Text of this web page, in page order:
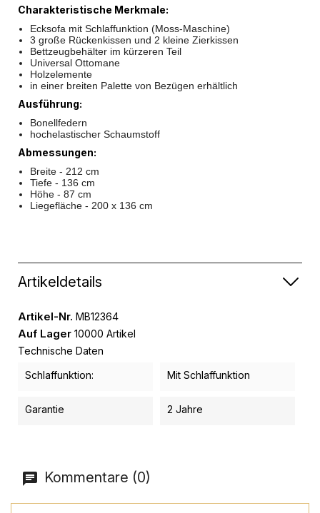
Charakteristische Merkmale:
Ecksofa mit Schlaffunktion (Moss-Maschine)
3 große Rückenkissen und 2 kleine Zierkissen
Bettzeugbehälter im kürzeren Teil
Universal Ottomane
Holzelemente
in einer breiten Palette von Bezügen erhältlich
Ausführung:
Bonellfedern
hochelastischer Schaumstoff
Abmessungen:
Breite - 212 cm
Tiefe - 136 cm
Höhe - 87 cm
Liegefläche - 200 x 136 cm
Artikeldetails
Artikel-Nr. MB12364
Auf Lager 10000 Artikel
Technische Daten
Schlaffunktion:
Mit Schlaffunktion
Garantie 2 Jahre
Kommentare (0)